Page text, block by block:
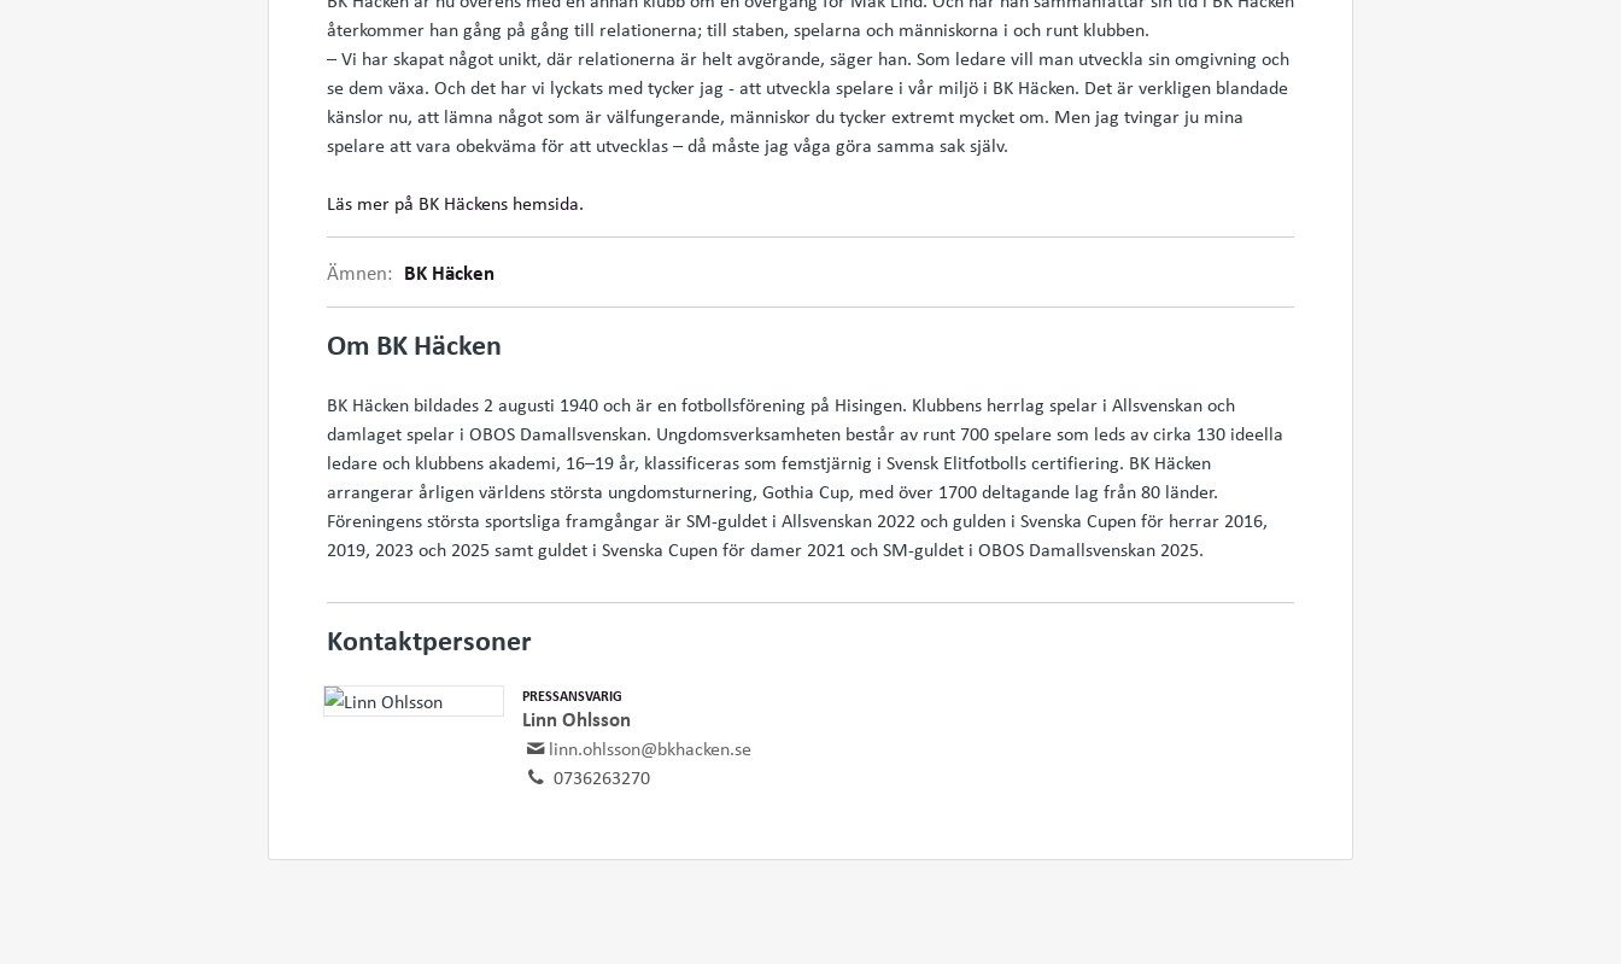
återkommer han gång på gång till relationerna; till staben, spelarna och människorna i och runt klubben.
– Vi har skapat något unikt, där relationerna är helt avgörande, säger han. Som ledare vill man utveckla sin omgivning och
se dem växa. Och det har vi lyckats med tycker jag - att utveckla spelare i vår miljö i BK Häcken. Det är verkligen blandade
känslor nu, att lämna något som är välfungerande, människor du tycker extremt mycket om. Men jag tvingar ju mina
spelare att vara obekväma för att utvecklas – då måste jag våga göra samma sak själv.
Läs mer på BK Häckens hemsida.
Ämnen: BK Häcken
Om BK Häcken
BK Häcken bildades 2 augusti 1940 och är en fotbollsförening på Hisingen. Klubbens herrlag spelar i Allsvenskan och
damlaget spelar i OBOS Damallsvenskan. Ungdomsverksamheten består av runt 700 spelare som leds av cirka 130 ideella
ledare och klubbens akademi, 16–19 år, klassificeras som femstjärnig i Svensk Elitfotbolls certifiering. BK Häcken
arrangerar årligen världens största ungdomsturnering, Gothia Cup, med över 1700 deltagande lag från 80 länder.
Föreningens största sportsliga framgångar är SM-guldet i Allsvenskan 2022 och gulden i Svenska Cupen för herrar 2016,
2019, 2023 och 2025 samt guldet i Svenska Cupen för damer 2021 och SM-guldet i OBOS Damallsvenskan 2025.
Kontaktpersoner
PRESSANSVARIG
Linn Ohlsson
linn.ohlsson@bkhacken.se
0736263270